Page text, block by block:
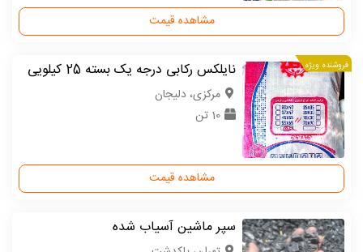
مشاهده قیمت
فروشنده ویژه نایلکس رکابی درجه یک بسته 25 کیلویی
مركزی، دلیجان
10 تن
مشاهده قیمت
سپر ماشین آسیاب شده